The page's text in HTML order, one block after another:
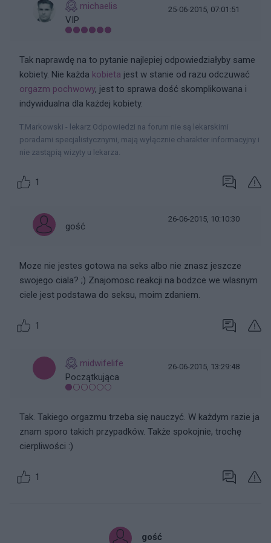
michaelis
VIP
25-06-2015, 07:01:51
Tak naprawdę na to pytanie najlepiej odpowiedziałyby same
kobiety. Nie każda kobieta jest w stanie od razu odczuwać
orgazm pochwowy, jest to sprawa dość skomplikowana i
indywidualna dla każdej kobiety.
T.Markowski - lekarz Odpowiedzi na forum nie są lekarskimi
poradami specjalistycznymi, mają wyłącznie charakter informacyjny i
nie zastąpią wizyty u lekarza.
1
gość
26-06-2015, 10:10:30
Moze nie jestes gotowa na seks albo nie znasz jeszcze
swojego ciala? ;) Znajomosc reakcji na bodzce we wlasnym
ciele jest podstawa do seksu, moim zdaniem.
1
midwifelife
Początkująca
26-06-2015, 13:29:48
Tak. Takiego orgazmu trzeba się nauczyć. W każdym razie ja
znam sporo takich przypadków. Także spokojnie, trochę
cierpliwości :)
1
gość